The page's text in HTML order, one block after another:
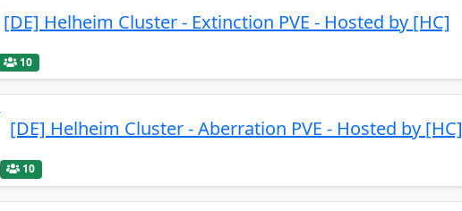
[DE] Helheim Cluster - Extinction PVE - Hosted by [HC]
10
[DE] Helheim Cluster - Aberration PVE - Hosted by [HC]
10